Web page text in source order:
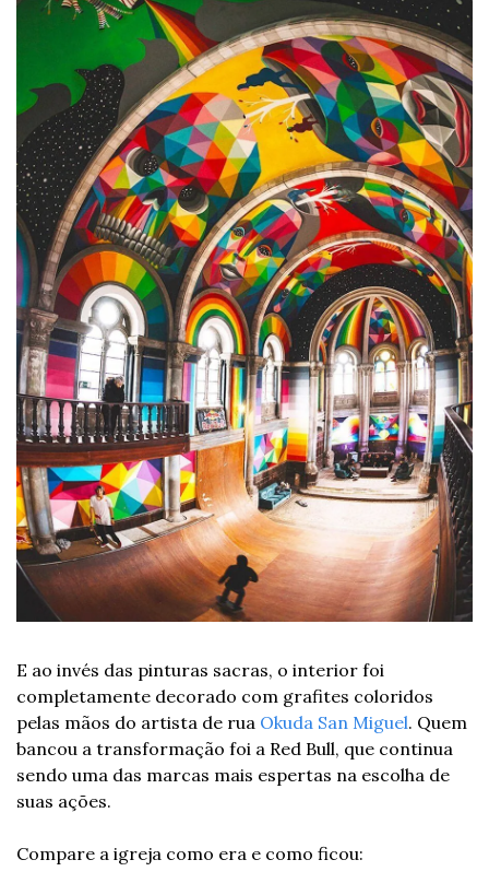
E ao invés das pinturas sacras, o interior foi
completamente decorado com grafites coloridos
pelas mãos do artista de rua Okuda San Miguel. Quem
bancou a transformação foi a Red Bull, que continua
sendo uma das marcas mais espertas na escolha de
suas ações.
Compare a igreja como era e como ficou: